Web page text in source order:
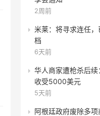
2周前
米莱：将寻求连任
档
6天前
华人商家遭枪杀后续
收受5000美元
5天前
阿根廷政府废除多